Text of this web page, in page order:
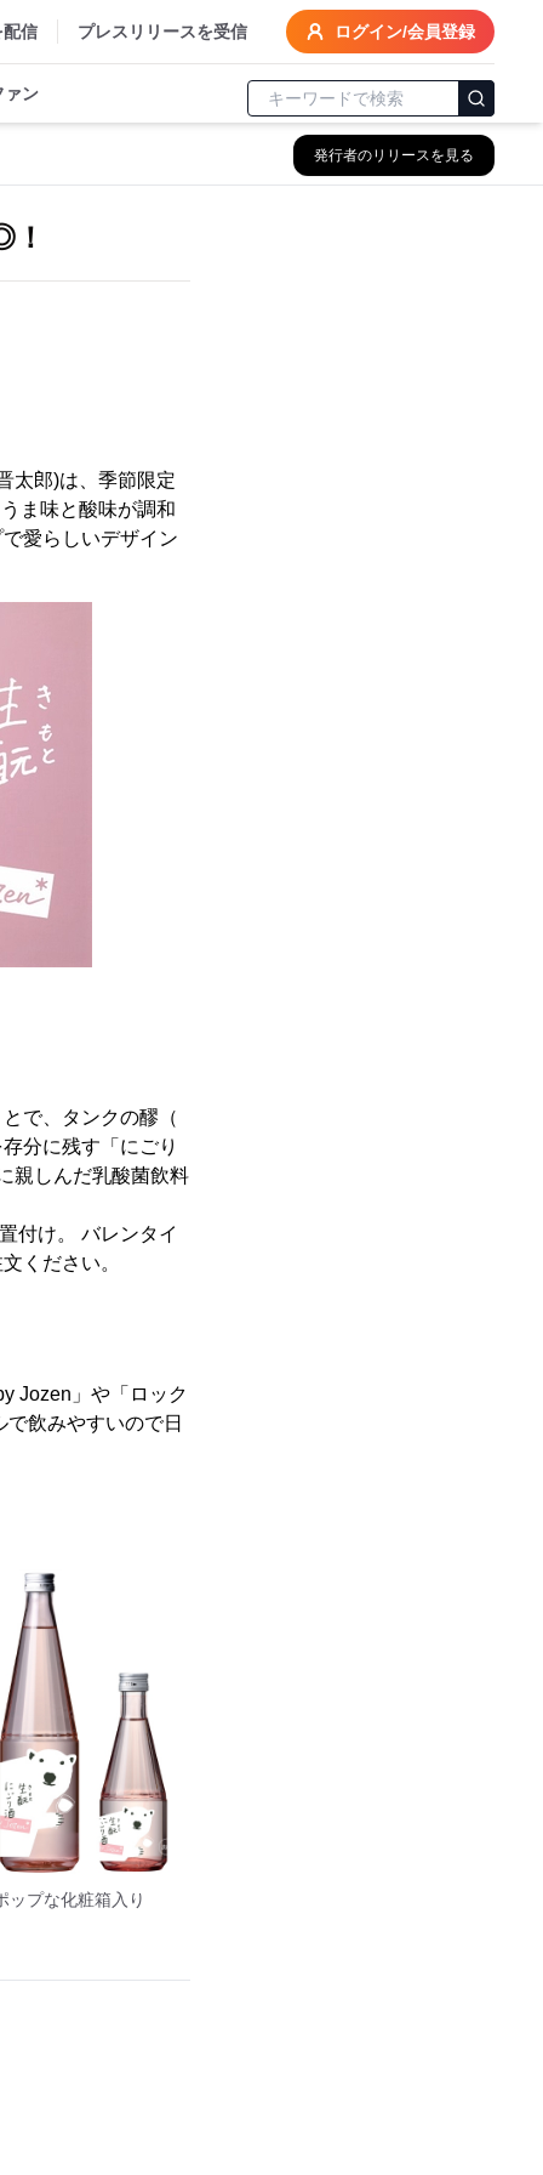
配信 プレスリリースを受信 ログイン/会員登録
ァン
発行者のリリースを見る
太郎)は、季節限定
ま味と酸味が調和
愛らしいデザイン
で、タンクの醪（
分に残す「にごり
親しんだ乳酸菌飲料
付け。 バレンタイ
ください。
Jozen」や「ロック
飲みやすいので日
ップな化粧箱入り